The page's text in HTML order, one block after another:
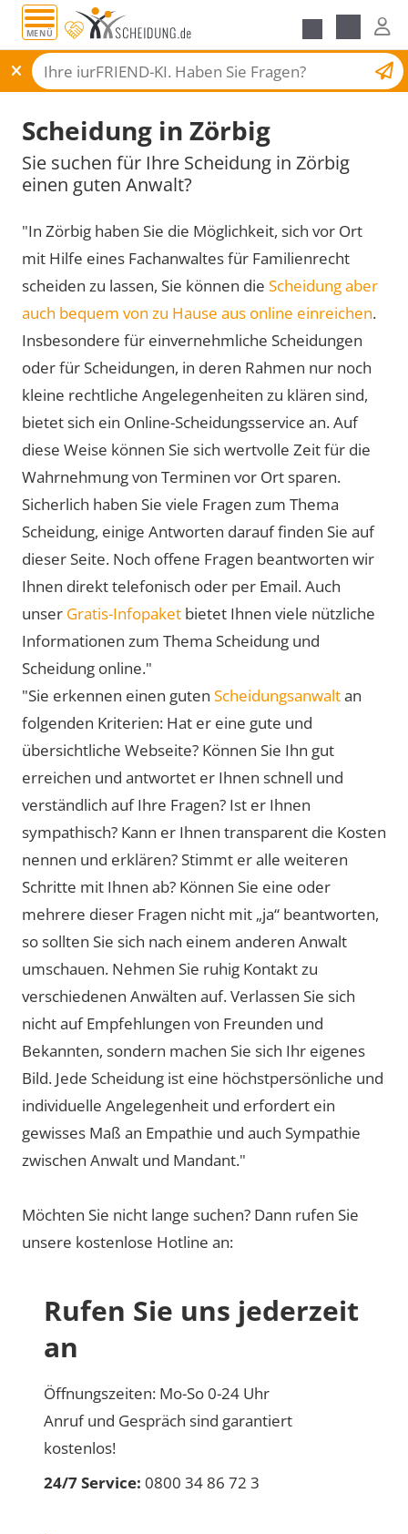
MENÜ
Scheidungsantrag
Scheidung in Zörbig
Sie suchen für Ihre Scheidung in Zörbig
einen guten Anwalt?
"In Zörbig haben Sie die Möglichkeit, sich vor Ort
mit Hilfe eines Fachanwaltes für Familienrecht
scheiden zu lassen, Sie können die Scheidung aber
auch bequem von zu Hause aus online einreichen.
Insbesondere für einvernehmliche Scheidungen
oder für Scheidungen, in deren Rahmen nur noch
kleine rechtliche Angelegenheiten zu klären sind,
bietet sich ein Online-Scheidungsservice an. Auf
diese Weise können Sie sich wertvolle Zeit für die
Wahrnehmung von Terminen vor Ort sparen.
Sicherlich haben Sie viele Fragen zum Thema
Scheidung, einige Antworten darauf finden Sie auf
dieser Seite. Noch offene Fragen beantworten wir
Ihnen direkt telefonisch oder per Email. Auch
unser Gratis-Infopaket bietet Ihnen viele nützliche
Informationen zum Thema Scheidung und
Scheidung online."
"Sie erkennen einen guten Scheidungsanwaltan
folgenden Kriterien: Hat er eine gute und
übersichtliche Webseite? Können Sie Ihn gut
erreichen und antwortet er Ihnen schnell und
verständlich auf Ihre Fragen? Ist er Ihnen
sympathisch? Kann er Ihnen transparent die Kosten
nennen und erklären? Stimmt er alle weiteren
Schritte mit Ihnen ab? Können Sie eine oder
mehrere dieser Fragen nicht mit „ja“ beantworten,
so sollten Sie sich nach einem anderen Anwalt
umschauen. Nehmen Sie ruhig Kontakt zu
verschiedenen Anwälten auf. Verlassen Sie sich
nicht auf Empfehlungen von Freunden und
Bekannten, sondern machen Sie sich Ihr eigenes
Bild. Jede Scheidung ist eine höchstpersönliche und
individuelle Angelegenheit und erfordert ein
gewisses Maß an Empathie und auch Sympathie
zwischen Anwalt und Mandant."
Möchten Sie nicht lange suchen? Dann rufen Sie
unsere kostenlose Hotline an:
Rufen Sie uns jederzeit
an
Öffnungszeiten: Mo-So 0-24 Uhr
Anruf und Gespräch sind garantiert
kostenlos!
24/7 Service: 0800 34 86 72 3